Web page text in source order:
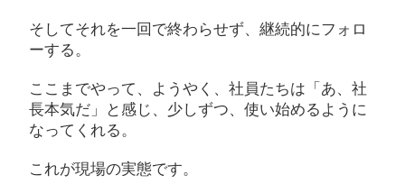
そしてそれを一回で終わらせず、継続的にフォロ
ーする。
ここまでやって、ようやく、社員たちは「あ、社
長本気だ」と感じ、少しずつ、使い始めるように
なってくれる。
これが現場の実態です。